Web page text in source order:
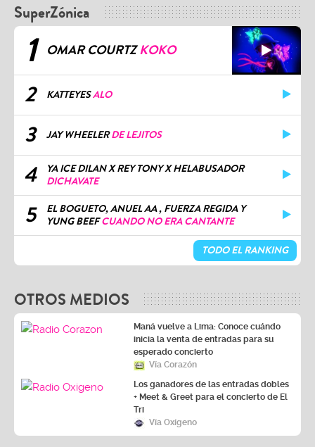
SuperZónica
1 OMAR COURTZKOKO
2 KATTEYESALO
3 JAY WHEELERDE LEJITOS
4
YA ICE DILAN X REY TONY X HELABUSADOR
DICHAVATE
5
EL BOGUETO, ANUEL AA , FUERZA REGIDA Y
YUNG BEEFCUANDO NO ERA CANTANTE
TODO EL RANKING
OTROS MEDIOS
Maná vuelve a Lima: Conoce cuándo
inicia la venta de entradas para su
esperado concierto
Vía Corazón
Los ganadores de las entradas dobles
+ Meet & Greet para el concierto de El
Tri
Vía Oxígeno